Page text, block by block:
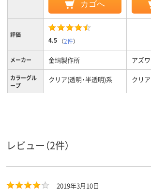
カゴへ
評価
4.5 （2件）
メーカー 金鵄製作所 アズ
カラーグル
ープ
クリア(透明・半透明)系 クリ
レビュー（2件）
2019年3月10日